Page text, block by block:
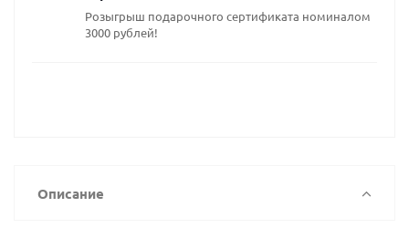
Розыгрыш подарочного сертификата номиналом
3000 рублей!
Описание